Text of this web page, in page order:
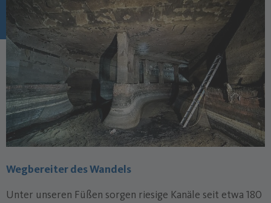
Wegbereiter des Wandels
Unter unseren Füßen sorgen riesige Kanäle seit etwa 180